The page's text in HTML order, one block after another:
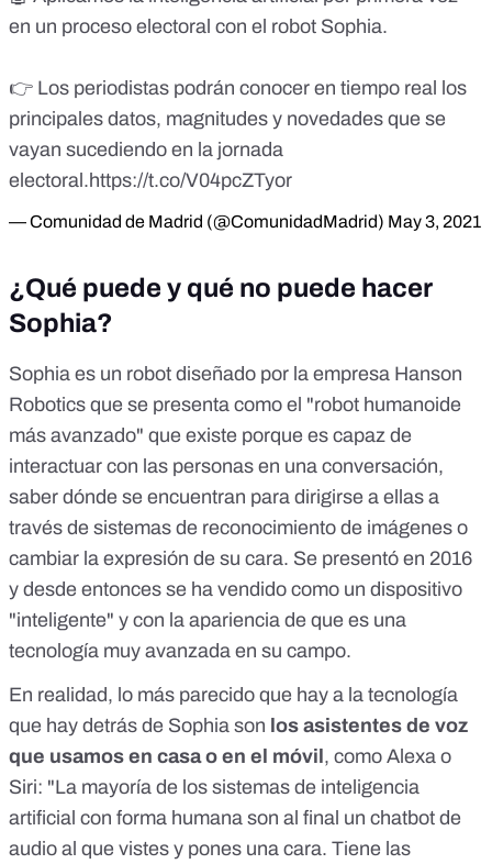
en un proceso electoral con el robot Sophia.
👉 Los periodistas podrán conocer en tiempo real los
principales datos, magnitudes y novedades que se
vayan sucediendo en la jornada
electoral.https://t.co/V04pcZTyor
— Comunidad de Madrid (@ComunidadMadrid) May 3, 2021
¿Qué puede y qué no puede hacer
Sophia?
Sophia es un robot diseñado por la empresa Hanson
Robotics que se presenta como el "robot humanoide
más avanzado" que existe porque es capaz de
interactuar con las personas en una conversación,
saber dónde se encuentran para dirigirse a ellas a
través de sistemas de reconocimiento de imágenes o
cambiar la expresión de su cara. Se presentó en 2016
y desde entonces se ha vendido como un dispositivo
"inteligente" y con la apariencia de que es una
tecnología muy avanzada en su campo.
En realidad, lo más parecido que hay a la tecnología
que hay detrás de Sophia son los asistentes de voz
que usamos en casa o en el móvil , como Alexa o
Siri: "La mayoría de los sistemas de inteligencia
artificial con forma humana son al final un chatbot de
audio al que vistes y pones una cara. Tiene las